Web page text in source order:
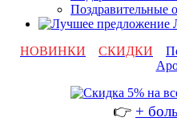
Поздравительные
НОВИНКИ
СКИДКИ
👉 +